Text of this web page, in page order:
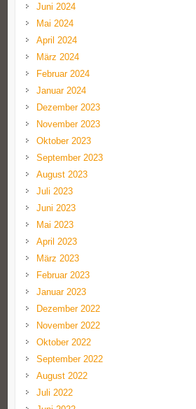
Juni 2024
Mai 2024
April 2024
März 2024
Februar 2024
Januar 2024
Dezember 2023
November 2023
Oktober 2023
September 2023
August 2023
Juli 2023
Juni 2023
Mai 2023
April 2023
März 2023
Februar 2023
Januar 2023
Dezember 2022
November 2022
Oktober 2022
September 2022
August 2022
Juli 2022